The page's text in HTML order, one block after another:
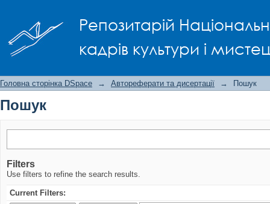
Репозитарій
кадрів культури і
Головна сторінка DSpace → Автореферати та дисертації → Пошук
Пошук
Filters
Use filters to refine the search results.
Current Filters: